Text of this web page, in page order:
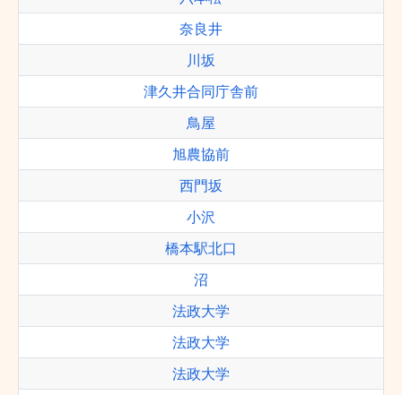
奈良井
川坂
津久井合同庁舎前
鳥屋
旭農協前
西門坂
小沢
橋本駅北口
沼
法政大学
法政大学
法政大学